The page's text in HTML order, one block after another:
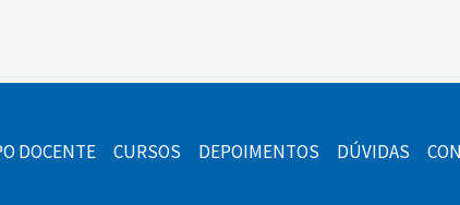
DOCENTE CURSOS DEPOIMENTOS DÚVIDAS